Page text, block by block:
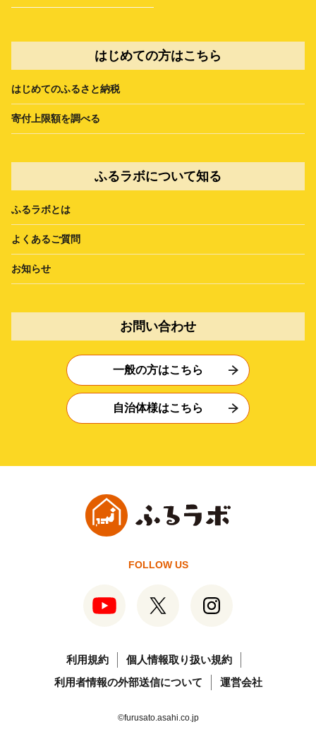
はじめての方はこちら
はじめてのふるさと納税
寄付上限額を調べる
ふるラボについて知る
ふるラボとは
よくあるご質問
お知らせ
お問い合わせ
一般の方はこちら
自治体様はこちら
FOLLOW US
利用規約
個人情報取り扱い規約
利用者情報の外部送信について
運営会社
©furusato.asahi.co.jp